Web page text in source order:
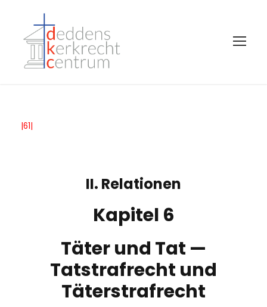
|61|
II. Relationen
Kapitel 6
Täter und Tat —
Tatstrafrecht und
Täterstrafrecht